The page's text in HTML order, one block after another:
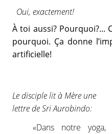
Oui, exactement!
À toi aussi? Pourquoi?...
pourquoi. Ça donne
artificielle!
Le disciple lit à Mère une
lettre de Sri Aurobindo:
«Dans notre